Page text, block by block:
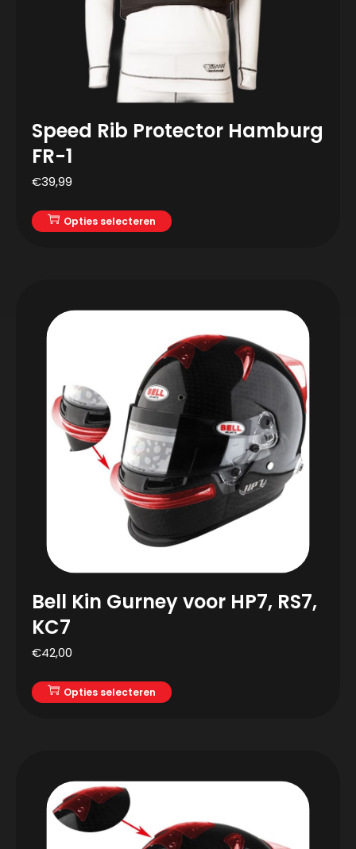
Speed Rib Protector Hamburg
FR-1
€39,99
Opties selecteren
Bell Kin Gurney voor HP7, RS7,
KC7
€42,00
Opties selecteren